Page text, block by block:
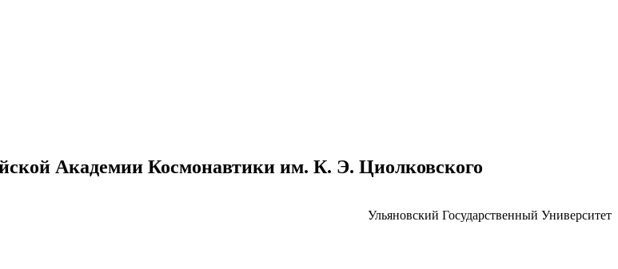
Академии Космонавтики им. К. Э. Циолковского
Ульяновский Государственный Университет